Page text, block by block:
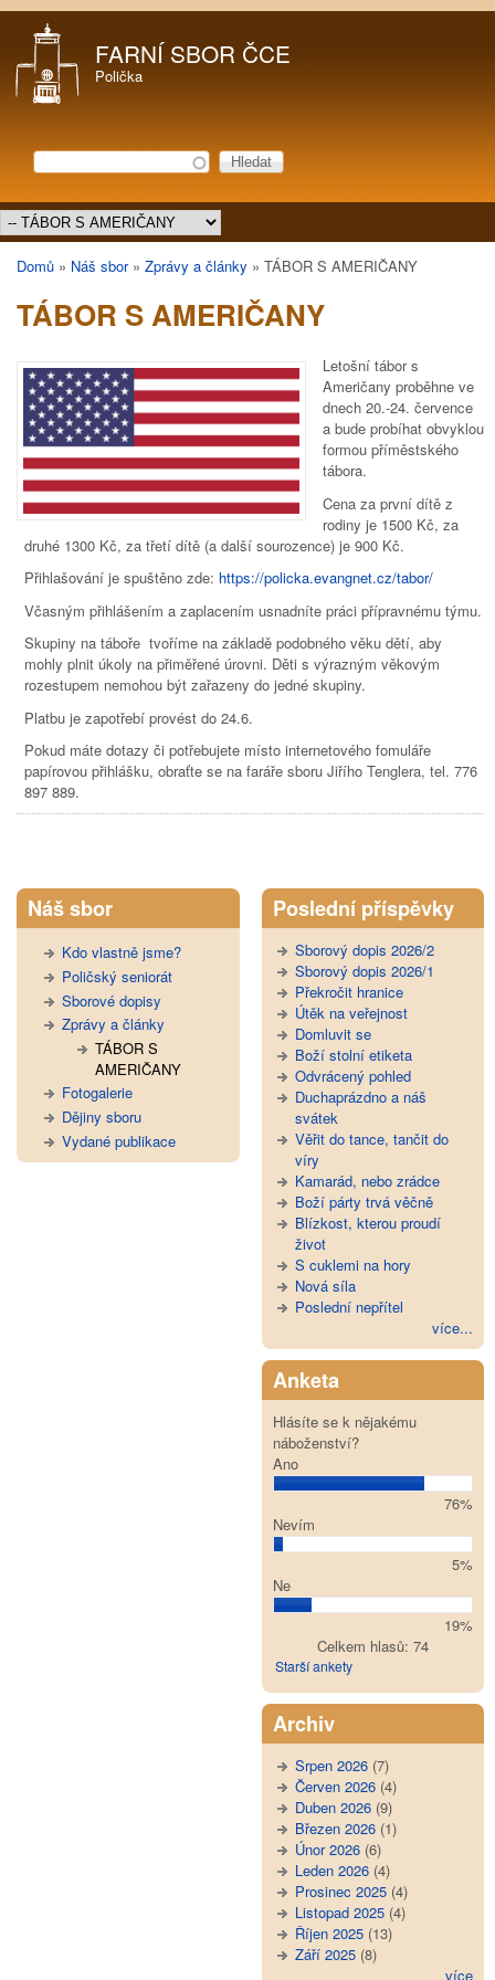
FARNÍ SBOR ČCE
Polička
Vyhledávání
Hledat
Hlavní menu
Jste zde
Domů » Náš sbor» Zprávy a články » TÁBOR S AMERIČANY
TÁBOR S AMERIČANY
Letošní tábor s
Američany proběhne ve
dnech 20.-24. července
a bude probíhat obvyklou
formou příměstského
tábora.
Cena za první dítě z
rodiny je 1500 Kč, za
druhé 1300 Kč, za třetí dítě (a další sourozence) je 900 Kč.
Přihlašování je spuštěno zde: https://policka.evangnet.cz/tabor/
Včasným přihlášením a zaplacením usnadníte práci přípravnému týmu.
Skupiny na táboře tvoříme na základě podobného věku dětí, aby
mohly plnit úkoly na přiměřené úrovni. Děti s výrazným věkovým
rozestupem nemohou být zařazeny do jedné skupiny.
Platbu je zapotřebí provést do 24.6.
Pokud máte dotazy či potřebujete místo internetového fomuláře
papírovou přihlášku, obraťte se na faráře sboru Jiřího Tenglera, tel. 776
897 889.
Náš sbor
Kdo vlastně jsme?
Poličský seniorát
Sborové dopisy
Zprávy a články
TÁBOR S
AMERIČANY
Fotogalerie
Dějiny sboru
Vydané publikace
Poslední příspěvky
Sborový dopis 2026/2
Sborový dopis 2026/1
Překročit hranice
Útěk na veřejnost
Domluvit se
Boží stolní etiketa
Odvrácený pohled
Duchaprázdno a náš
svátek
Věřit do tance, tančit do
víry
Kamarád, nebo zrádce
Boží párty trvá věčně
Blízkost, kterou proudí
život
S cuklemi na hory
Nová síla
Poslední nepřítel
více...
Anketa
Hlásíte se k nějakému
náboženství?
Ano
76%
Nevím
5%
Ne
19%
Celkem hlasů: 74
Starší ankety
Archiv
Srpen 2026(7)
Červen 2026(4)
Duben 2026(9)
Březen 2026(1)
Únor 2026(6)
Leden 2026(4)
Prosinec 2025(4)
Listopad 2025(4)
Říjen 2025(13)
Září 2025(8)
více